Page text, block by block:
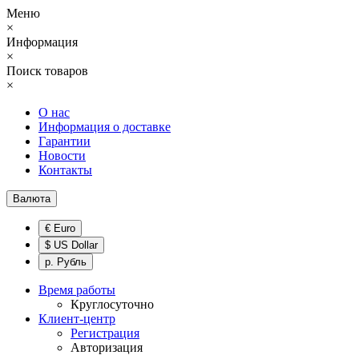
Меню
×
Информация
×
Поиск товаров
×
О нас
Информация о доставке
Гарантии
Новости
Контакты
Валюта
€ Euro
$ US Dollar
р. Рубль
Время работы
Круглосуточно
Клиент-центр
Регистрация
Авторизация